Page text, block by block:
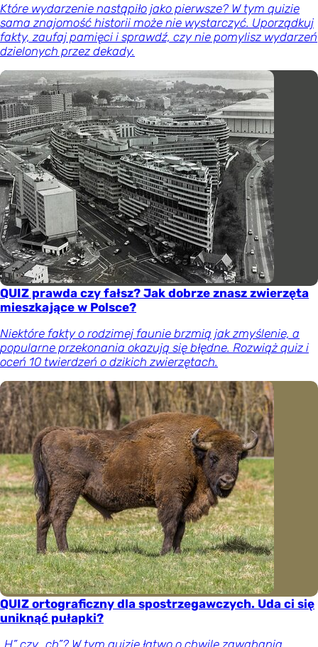
Które wydarzenie nastąpiło jako pierwsze? W tym quizie
sama znajomość historii może nie wystarczyć. Uporządkuj
fakty, zaufaj pamięci i sprawdź, czy nie pomylisz wydarzeń
dzielonych przez dekady.
QUIZ prawda czy fałsz? Jak dobrze znasz zwierzęta
mieszkające w Polsce?
Niektóre fakty o rodzimej faunie brzmią jak zmyślenie, a
popularne przekonania okazują się błędne. Rozwiąż quiz i
oceń 10 twierdzeń o dzikich zwierzętach.
QUIZ ortograficzny dla spostrzegawczych. Uda ci się
uniknąć pułapki?
„H” czy „ch”? W tym quizie łatwo o chwilę zawahania.